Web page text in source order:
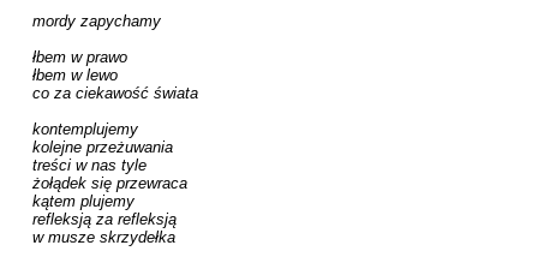
mordy zapychamy
łbem w prawo
łbem w lewo
co za ciekawość świata
kontemplujemy
kolejne przeżuwania
treści w nas tyle
żołądek się przewraca
kątem plujemy
refleksją za refleksją
w musze skrzydełka